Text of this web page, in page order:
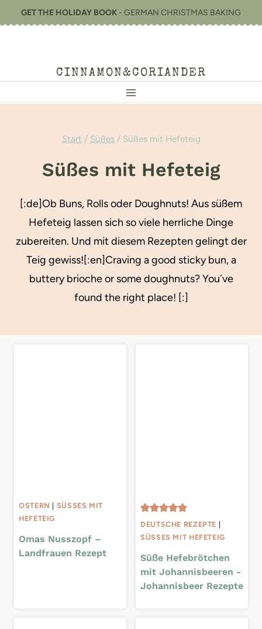
Inhalt
GET THE HOLIDAY BOOK - GERMAN CHRISTMAS BAKING
CINNAMON&CORIANDER
Start / Süßes / Süßes mit Hefeteig
Süßes mit Hefeteig
[:de]Ob Buns, Rolls oder Doughnuts! Aus süßem
Hefeteig lassen sich so viele herrliche Dinge
zubereiten. Und mit diesem Rezepten gelingt der
Teig gewiss![:en]Craving a good sticky bun, a
buttery brioche or some doughnuts? You´ve
found the right place! [:]
OSTERN | SÜSSES MIT H
EFETEIG
Omas Nusszopf –
Landfrauen Rezept
DEUTSCHE REZEPTE |
SÜSSES MIT HEFETEIG
Süße Hefebrötchen
mit Johannisbeeren -
Johannisbeer Rezepte